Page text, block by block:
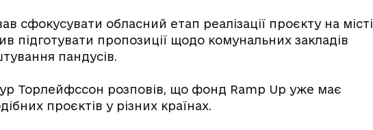
сфокусувати обласний етап реалізації проєкту на місті
підготувати пропозиції щодо комунальних закладів
пандусів.
Торлейфссон розповів, що фонд Ramp Up уже має
проєктів у різних країнах.